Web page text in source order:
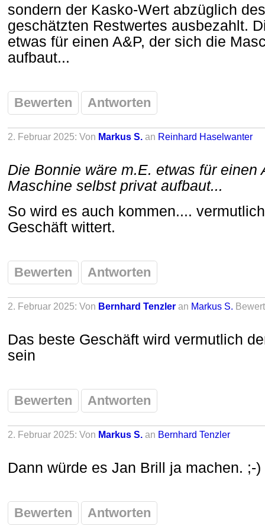
sondern der Kasko-Wert abzüglich
geschätzten Restwertes ausbezahlt.
etwas für einen A&P, der sich die
aufbaut...
Bewerten Antworten
2. Februar 2025: Von Markus S. an Reinhard Haselwanter
Die Bonnie wäre m.E. etwas für einen
Maschine selbst privat aufbaut...
So wird es auch kommen....
Geschäft wittert.
Bewerten Antworten
2. Februar 2025: Von Bernhard Tenzler an Markus S.
Das beste Geschäft wird vermutlich
sein
Bewerten Antworten
2. Februar 2025: Von Markus S. an Bernhard Tenzler
Dann würde es Jan Brill ja machen. ;-)
Bewerten Antworten